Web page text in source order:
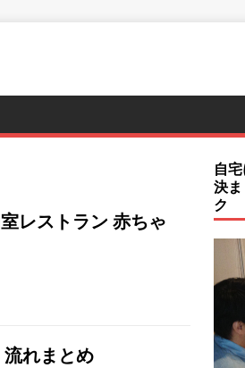
レストラン 赤ちゃ
流れまとめ
自
決
ク